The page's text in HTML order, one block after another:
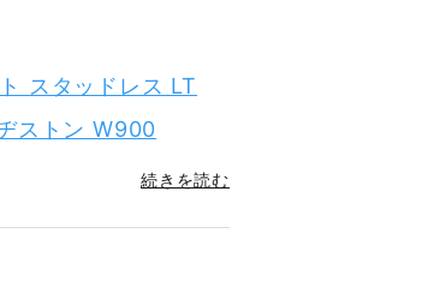
スタッドレス LT
ストン W900
続きを読む